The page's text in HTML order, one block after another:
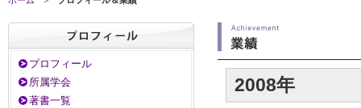
プロフィール
所属学会
著書一覧
2008年